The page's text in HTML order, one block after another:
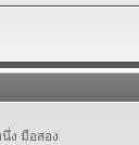
ง มือสอง